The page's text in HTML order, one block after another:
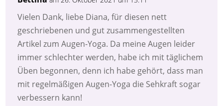
Vielen Dank, liebe Diana, für diesen nett
geschriebenen und gut zusammengestellten
Artikel zum Augen-Yoga. Da meine Augen leider
immer schlechter werden, habe ich mit täglichem
Üben begonnen, denn ich habe gehört, dass man
mit regelmäßigen Augen-Yoga die Sehkraft sogar
verbessern kann!